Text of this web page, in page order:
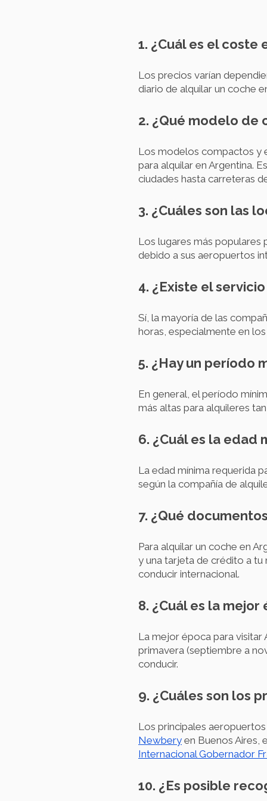
1. ¿Cuál es el
Los precios varían
diario de alquilar un coche
2. ¿Qué modelo de
Los modelos compactos y
para alquilar en Argentina.
ciudades hasta carreteras
3. ¿Cuáles son las
Los lugares más populares
debido a sus aeropuertos
4. ¿Existe el
Sí, la mayoría de las
horas, especialmente en
5. ¿Hay un período
En general, el período
más altas para alquileres
6. ¿Cuál es la edad
La edad mínima requerida
según la compañía de
7. ¿Qué
Para alquilar un coche en
y una tarjeta de crédito a
conducir internacional.
8. ¿Cuál es la
La mejor época para visitar
primavera (septiembre a
conducir.
9. ¿Cuáles son los
Los principales
Newbery en Buenos Aires,
Internacional Gobernador
10. ¿Es posible